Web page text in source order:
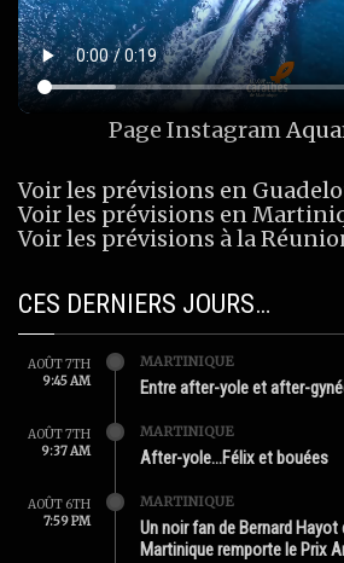
Page Instagram
Voir les prévisions en
Voir les prévisions en
Voir les prévisions à la
CES DERNIERS JOURS…
AOÛT 7TH
9:45 AM
MARTINIQUE
Entre after-yole et after-
AOÛT 7TH
9:37 AM
MARTINIQUE
After-yole…Félix et bouées
AOÛT 6TH
7:59 PM
MARTINIQUE
Un noir fan de Bernard
Martinique remporte le Prix